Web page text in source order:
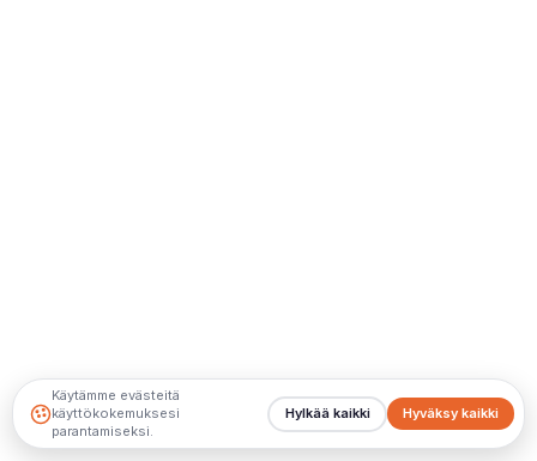
Käytämme evästeitä
käyttökokemuksesi
parantamiseksi.
Hyväksy kaikki
Hylkää kaikki